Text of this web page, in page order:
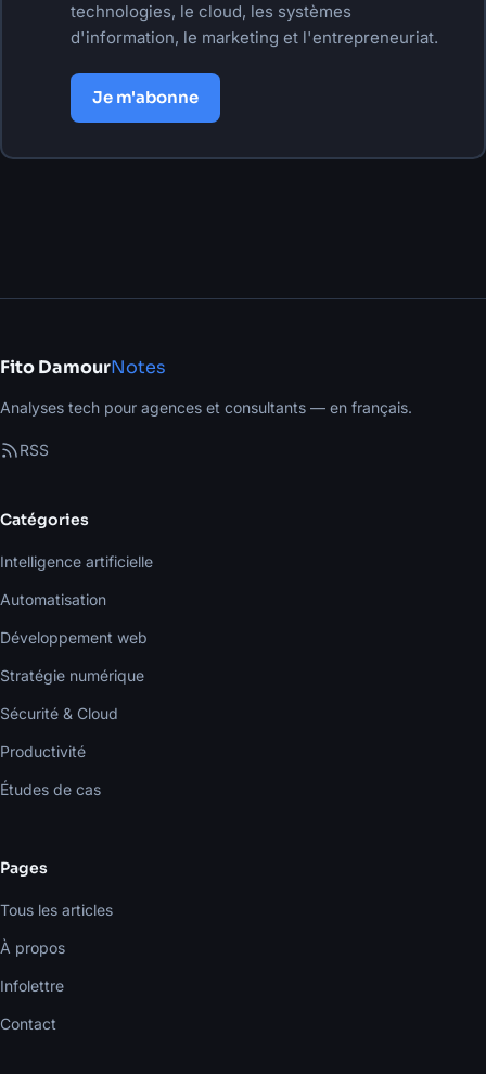
technologies, le cloud, les systèmes
d'information, le marketing et l'entrepreneuriat.
Je m'abonne
Fito DamourNotes
Analyses tech pour agences et consultants — en français.
RSS
Catégories
Intelligence artificielle
Automatisation
Développement web
Stratégie numérique
Sécurité & Cloud
Productivité
Études de cas
Pages
Tous les articles
À propos
Infolettre
Contact